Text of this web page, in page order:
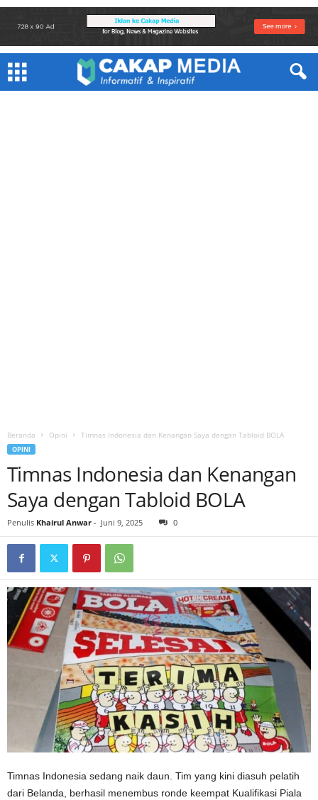
Beranda Opini Timnas Indonesia dan Kenangan Saya dengan Tabloid BOLA
OPINI
Timnas Indonesia dan Kenangan
Saya dengan Tabloid BOLA
Penulis Khairul Anwar - Juni 9, 2025 0
Timnas Indonesia sedang naik daun. Tim yang kini diasuh pelatih
dari Belanda, berhasil menembus ronde keempat Kualifikasi Piala